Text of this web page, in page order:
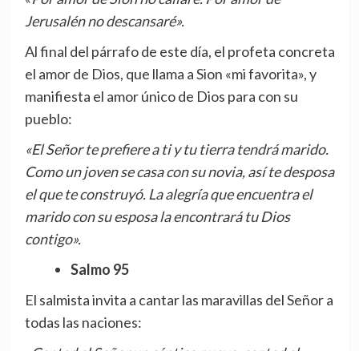
Jerusalén no descansaré».
Al final del párrafo de este día, el profeta concreta
el amor de Dios, que llama a Sion «mi favorita», y
manifiesta el amor único de Dios para con su
pueblo:
«El Señor te prefiere a ti y tu tierra tendrá marido.
Como un joven se casa con su novia, así te desposa
el que te construyó. La alegría que encuentra el
marido con su esposa la encontrará tu Dios
contigo».
Salmo 95
El salmista invita a cantar las maravillas del Señor a
todas las naciones: